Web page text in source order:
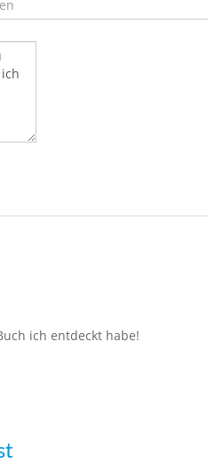
ich entdeckt habe!